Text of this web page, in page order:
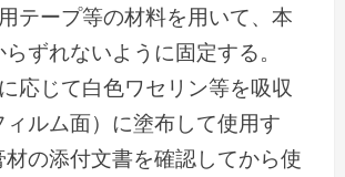
テープ等の材料を用いて、本
ずれないように固定する。
応じて白色ワセリン等を吸収
ルム面）に塗布して使用す
材の添付文書を確認してから使